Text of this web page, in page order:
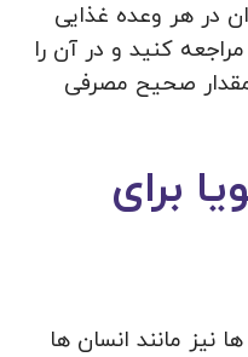
در هر وعده غذایی
کنید و در آن را
مقدار صحیح مصرفی
برای
مانند انسان ها